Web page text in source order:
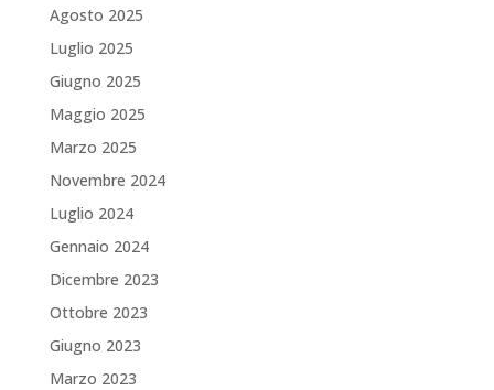
Agosto 2025
Luglio 2025
Giugno 2025
Maggio 2025
Marzo 2025
Novembre 2024
Luglio 2024
Gennaio 2024
Dicembre 2023
Ottobre 2023
Giugno 2023
Marzo 2023